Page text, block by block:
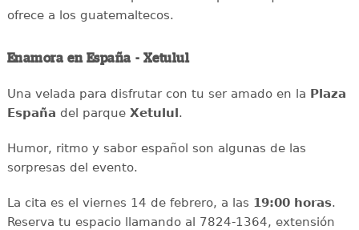
ofrece a los guatemaltecos.
Enamora en España - Xetulul
Una velada para disfrutar con tu ser amado en la Plaza
España del parque Xetulul.
Humor, ritmo y sabor español son algunas de las
sorpresas del evento.
La cita es el viernes 14 de febrero, a las 19:00 horas.
Reserva tu espacio llamando al 7824-1364, extensión